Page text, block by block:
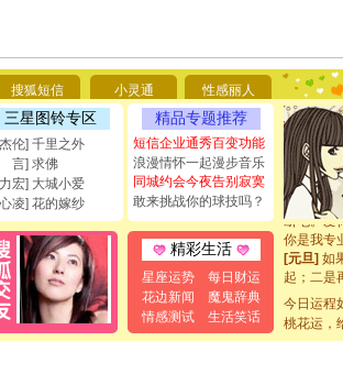
搜狐短信 小灵通 性感丽人
三星图铃专区
伦] 千里之外
言] 求佛
宏] 大城小爱
凌] 花的嫁纱
精品专题推荐
短信企业通秀百变功能
浪漫情怀一起漫步音乐
同城约会今夜告别寂寞
敢来挑战你的球技吗？
精彩生活
星座运势
每日财运
花边新闻
魔鬼辞典
情感测试
生活笑话
要平安！
[圣诞节]
能正大光
都要快乐
[圣诞节]
如意,快
[元旦]看
断电。爱
你是我专
[元旦]如
起；二是
离。水晶
[元旦]当
泣，这痛
卖了。水
今日运程
桃花运，